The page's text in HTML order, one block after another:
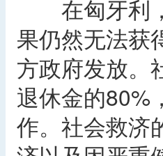
在匈牙利，
果仍然无法获
方政府发放。
退休金的80%
作。社会救济